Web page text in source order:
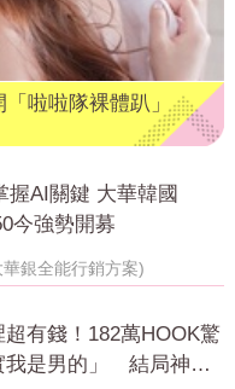
「啦啦隊裸體趴」
握AI關鍵 大華韓國
今強勢開募
華銀全能行銷方案)
超有錢！182萬HOOK驚
我是男的」 結局神反